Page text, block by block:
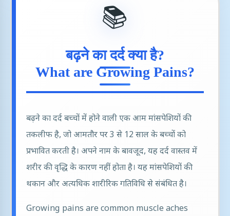
📚
बढ़ने का दर्द क्या है?
What are Growing Pains?
बढ़ने का दर्द बच्चों में होने वाली एक आम मांसपेशियों की
तकलीफ है, जो आमतौर पर 3 से 12 साल के बच्चों को
प्रभावित करती है। अपने नाम के बावजूद, यह दर्द वास्तव में
शरीर की वृद्धि के कारण नहीं होता है। यह मांसपेशियों की
थकान और अत्यधिक शारीरिक गतिविधि से संबंधित है।
Growing pains are common muscle aches